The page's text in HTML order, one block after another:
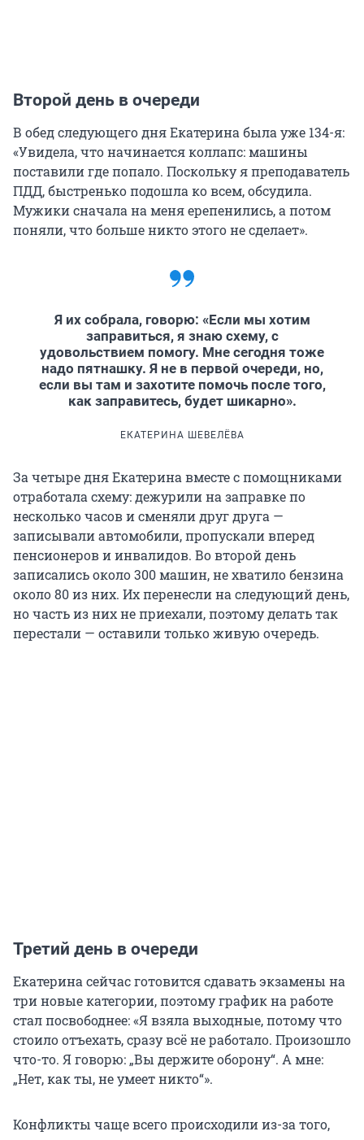
Второй день в очереди
В обед следующего дня Екатерина была уже 134-я:
«Увидела, что начинается коллапс: машины
поставили где попало. Поскольку я преподаватель
ПДД, быстренько подошла ко всем, обсудила.
Мужики сначала на меня ерепенились, а потом
поняли, что больше никто этого не сделает».
Я их собрала, говорю: «Если мы хотим
заправиться, я знаю схему, с
удовольствием помогу. Мне сегодня тоже
надо пятнашку. Я не в первой очереди, но,
если вы там и захотите помочь после того,
как заправитесь, будет шикарно».
ЕКАТЕРИНА ШЕВЕЛЁВА
За четыре дня Екатерина вместе с помощниками
отработала схему: дежурили на заправке по
несколько часов и сменяли друг друга —
записывали автомобили, пропускали вперед
пенсионеров и инвалидов. Во второй день
записались около 300 машин, не хватило бензина
около 80 из них. Их перенесли на следующий день,
но часть из них не приехали, поэтому делать так
перестали — оставили только живую очередь.
Третий день в очереди
Екатерина сейчас готовится сдавать экзамены на
три новые категории, поэтому график на работе
стал посвободнее: «Я взяла выходные, потому что
стоило отъехать, сразу всё не работало. Произошло
что-то. Я говорю: „Вы держите оборону“. А мне:
„Нет, как ты, не умеет никто“».
Конфликты чаще всего происходили из-за того,